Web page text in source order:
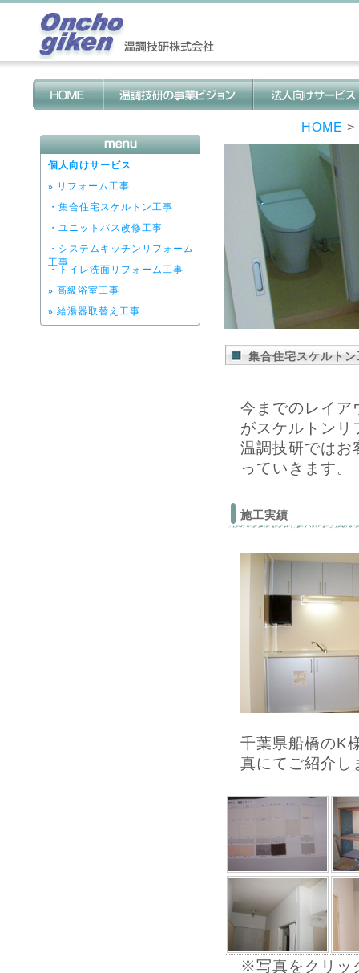
個人向けサービス
» リフォーム工事
・集合住宅スケルトン工事
・ユニットバス改修工事
・システムキッチンリフォーム
工事
・トイレ洗面リフォーム工事
» 高級浴室工事
» 給湯器取替え工事
HOME >
集合住宅スケルトン
今までのレイア
がスケルトンリ
温調技研ではお
っていきます。
施工実績
千葉県船橋のK
真にてご紹介し
※写真をクリッ